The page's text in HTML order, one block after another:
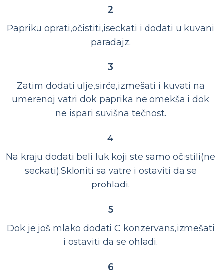
2
Papriku oprati,očistiti,iseckati i dodati u kuvani
paradajz.
3
Zatim dodati ulje,sirće,izmešati i kuvati na
umerenoj vatri dok paprika ne omekša i dok
ne ispari suvišna tečnost.
4
Na kraju dodati beli luk koji ste samo očistili(ne
seckati).Skloniti sa vatre i ostaviti da se
prohladi.
5
Dok je još mlako dodati C konzervans,izmešati
i ostaviti da se ohladi.
6